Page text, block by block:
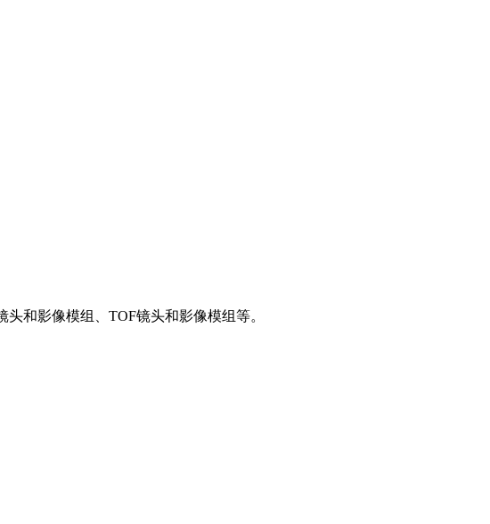
和影像模组、TOF镜头和影像模组等。